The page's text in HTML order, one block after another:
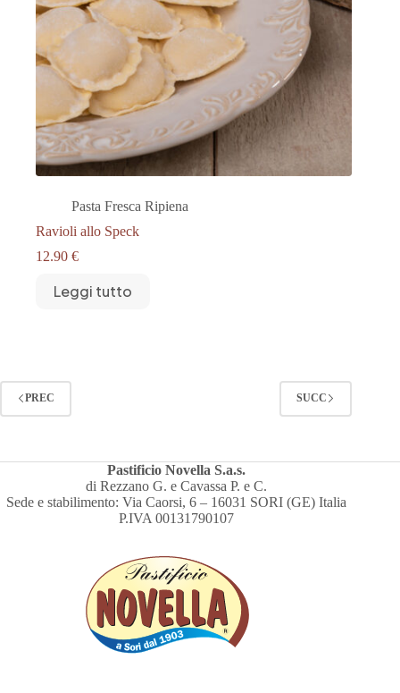
Pasta Fresca Ripiena
Ravioli allo Speck
12.90 €
Leggi tutto
PREC SUCC
Pastificio Novella S.a.s.
di Rezzano G. e Cavassa P. e C.
Sede e stabilimento: Via Caorsi, 6 – 16031 SORI (GE) Italia
P.IVA 00131790107